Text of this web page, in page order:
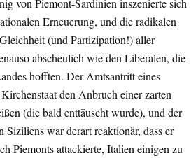
von Piemont-Sardinien inszenierte sich
Erneuerung, und die radikalen
(und Partizipation!) aller
abscheulich wie den Liberalen, die
hofften. Der Amtsantritt eines
den Anbruch einer zarten
(die bald enttäuscht wurde), und der
war derart reaktionär, dass er
Piemonts attackierte, Italien einigen zu